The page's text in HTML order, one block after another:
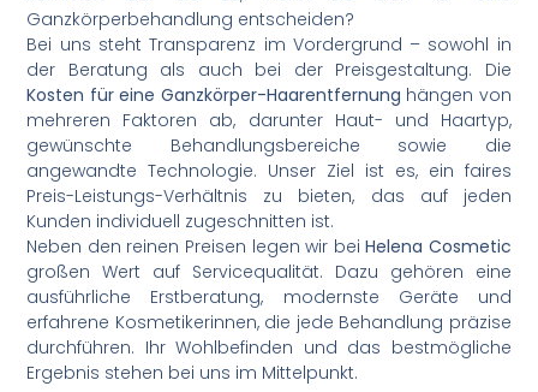
Ganzkörperbehandlung entscheiden?
Bei uns steht Transparenz im Vordergrund – sowohl in
der Beratung als auch bei der Preisgestaltung. Die
Kosten für eine Ganzkörper-Haarentfernung hängen von
mehreren Faktoren ab, darunter Haut- und Haartyp,
gewünschte Behandlungsbereiche sowie die
angewandte Technologie. Unser Ziel ist es, ein faires
Preis-Leistungs-Verhältnis zu bieten, das auf jeden
Kunden individuell zugeschnitten ist.
Neben den reinen Preisen legen wir beiHelena Cosmetic
großen Wert auf Servicequalität. Dazu gehören eine
ausführliche Erstberatung, modernste Geräte und
erfahrene Kosmetikerinnen, die jede Behandlung präzise
durchführen. Ihr Wohlbefinden und das bestmögliche
Ergebnis stehen bei uns im Mittelpunkt.